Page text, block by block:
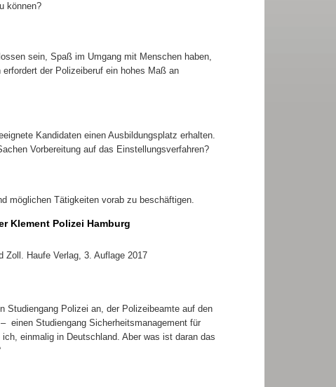
können?
sein, Spaß im Umgang mit Menschen haben,
der Polizeiberuf ein hohes Maß an
Kandidaten einen Ausbildungsplatz erhalten.
Vorbereitung auf das Einstellungsverfahren?
möglichen Tätigkeiten vorab zu beschäftigen.
Klement Polizei Hamburg
Zoll. Haufe Verlag, 3. Auflage 2017
Studiengang Polizei an, der Polizeibeamte auf den
einen Studiengang Sicherheitsmanagement für
einmalig in Deutschland. Aber was ist daran das